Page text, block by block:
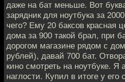
даже на бат меньше. Вот
зарядник для ноутбука за
чего? Ему 20 баксов красная
дома за 900 такой брал, при
дорогом магазине рядом с
рублей), давай 700 бат.
кино смотреть на ноутбуке. Я
наглости. Купил в итоге у его